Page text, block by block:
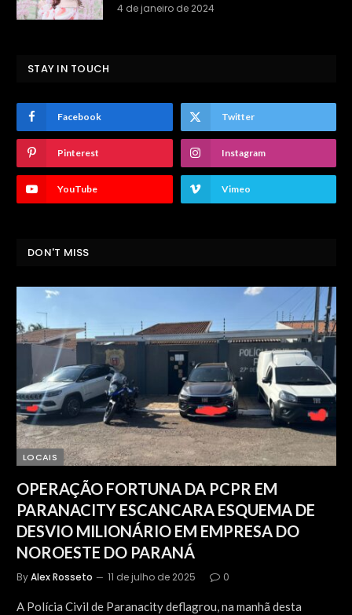
4 de janeiro de 2024
STAY IN TOUCH
Facebook Twitter
Pinterest Instagram
YouTube Vimeo
DON'T MISS
LOCAIS
OPERAÇÃO FORTUNA DA PCPR EM
PARANACITY ESCANCARA ESQUEMA DE
DESVIO MILIONÁRIO EM EMPRESA DO
NOROESTE DO PARANÁ
ByAlex Rosseto 11 de julho de 2025 0
A Polícia Civil de Paranacity deflagrou, na manhã desta